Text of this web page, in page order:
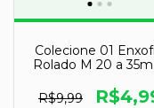
Colecione 01
Rolado M 20 a
Purificação
R$9,99